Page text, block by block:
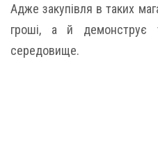
Адже закупівля в таких
гроші, а й демонструє
середовище.